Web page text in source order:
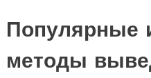
Популярные
методы